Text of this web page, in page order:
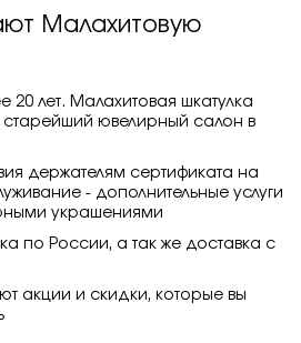
Малахитовую
20 лет. Малахитовая шкатулка
ювелирный салон в
держателям сертификата на
- дополнительные услуги
украшениями
по России, а так же доставка с
акции и скидки, которые вы